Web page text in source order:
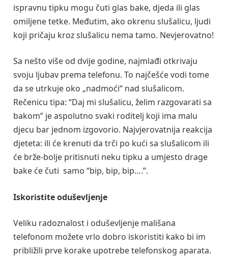
ispravnu tipku mogu čuti glas bake, djeda ili glas
omiljene tetke. Međutim, ako okrenu slušalicu, ljudi
koji pričaju kroz slušalicu nema tamo. Nevjerovatno!
Sa nešto više od dvije godine, najmlađi otkrivaju
svoju ljubav prema telefonu. To najčešće vodi tome
da se utrkuje oko „nadmoći“ nad slušalicom.
Rečenicu tipa: “Daj mi slušalicu, želim razgovarati sa
bakom” je aspolutno svaki roditelj koji ima malu
djecu bar jednom izgovorio. Najvjerovatnija reakcija
djeteta: ili će krenuti da trči po kući sa slušalicom ili
će brže-bolje pritisnuti neku tipku a umjesto drage
bake će čuti samo “bip, bip, bip….”.
Iskoristite oduševljenje
Veliku radoznalost i oduševljenje mališana
telefonom možete vrlo dobro iskoristiti kako bi im
približili prve korake upotrebe telefonskog aparata.